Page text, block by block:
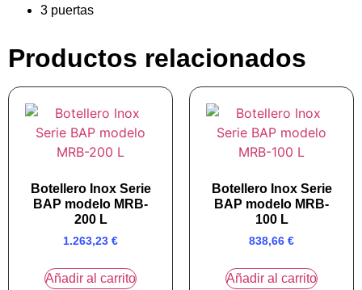
3 puertas
Productos relacionados
Botellero Inox Serie
BAP modelo MRB-
200 L
1.263,23 €
Añadir al carrito
Botellero Inox Serie
BAP modelo MRB-
100 L
838,66 €
Añadir al carrito